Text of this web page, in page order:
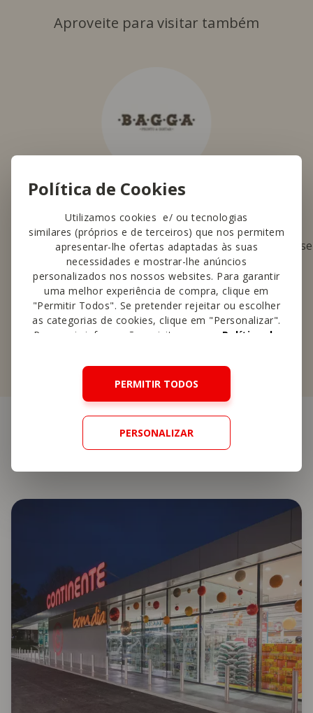
Política de Cookies
Utilizamos cookies e/ ou tecnologias
similares (próprios e de terceiros) que nos permitem
apresentar-lhe ofertas adaptadas às suas
necessidades e mostrar-lhe anúncios
personalizados nos nossos websites. Para garantir
uma melhor experiência de compra, clique em
"Permitir Todos". Se pretender rejeitar ou escolher
as categorias de cookies, clique em "Personalizar".
Para mais informações, visite a nossa Política de
PERMITIR TODOS
PERSONALIZAR
Aproveite para visitar também
Oferta alargada de produtos
saborosos de cafetaria, pastelaria,
padaria e refeições ligeiras.
Saber mais
Outraslojas perto